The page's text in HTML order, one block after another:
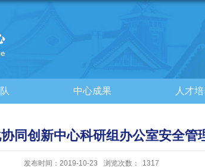
中心成果 人才
同创新中心科研组办公室安全管
发布时间：2019-10-23 浏览次数： 1317